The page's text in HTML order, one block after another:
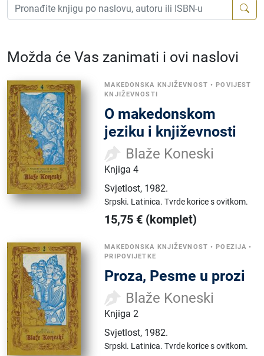
Možda će Vas zanimati i ovi naslovi
MAKEDONSKA KNJIŽEVNOST • POVIJEST
KNJIŽEVNOSTI
O makedonskom
jeziku i književnosti
Blaže Koneski
Knjiga 4
Svjetlost, 1982.
Srpski. Latinica.Tvrde korice s ovitkom.
15,75 € (komplet)
MAKEDONSKA KNJIŽEVNOST • POEZIJA •
PRIPOVIJETKE
Proza, Pesme u prozi
Blaže Koneski
Knjiga 2
Svjetlost, 1982.
Srpski. Latinica.Tvrde korice s ovitkom.